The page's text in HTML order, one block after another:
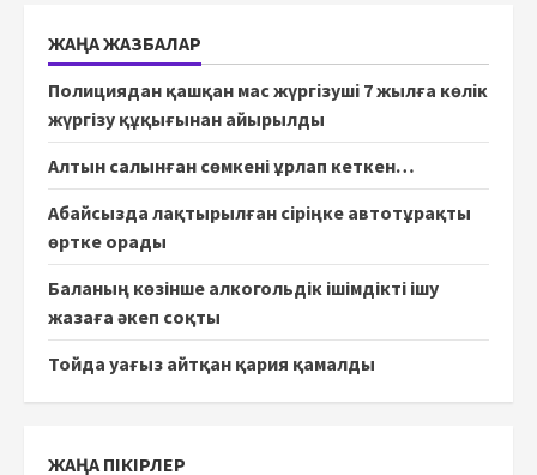
ЖАҢА ЖАЗБАЛАР
Полициядан қашқан мас жүргізуші 7 жылға көлік
жүргізу құқығынан айырылды
Алтын салынған сөмкені ұрлап кеткен…
Абайсызда лақтырылған сіріңке автотұрақты
өртке орады
Баланың көзінше алкогольдік ішімдікті ішу
жазаға әкеп соқты
Тойда уағыз айтқан қария қамалды
ЖАҢА ПІКІРЛЕР